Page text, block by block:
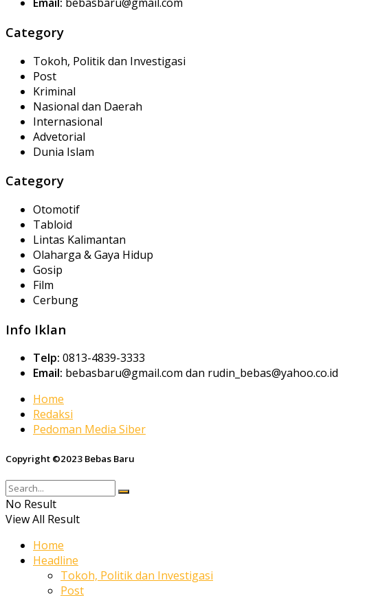
Category
Tokoh, Politik dan Investigasi
Post
Kriminal
Nasional dan Daerah
Internasional
Advetorial
Dunia Islam
Category
Otomotif
Tabloid
Lintas Kalimantan
Olaharga & Gaya Hidup
Gosip
Film
Cerbung
Info Iklan
Telp: 0813-4839-3333
Email: bebasbaru@gmail.com dan rudin_bebas@yahoo.co.id
Home
Redaksi
Pedoman Media Siber
Copyright ©2023 Bebas Baru
No Result
View All Result
Home
Headline
Tokoh, Politik dan Investigasi
Post